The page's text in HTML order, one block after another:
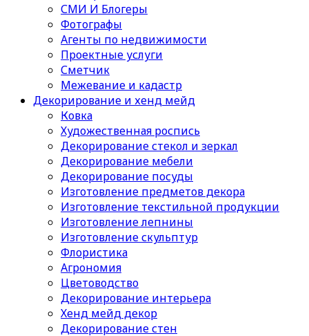
СМИ И Блогеры
Фотографы
Агенты по недвижимости
Проектные услуги
Сметчик
Межевание и кадастр
Декорирование и хенд мейд
Ковка
Художественная роспись
Декорирование стекол и зеркал
Декорирование мебели
Декорирование посуды
Изготовление предметов декора
Изготовление текстильной продукции
Изготовление лепнины
Изготовление скульптур
Флористика
Агрономия
Цветоводство
Декорирование интерьера
Хенд мейд декор
Декорирование стен